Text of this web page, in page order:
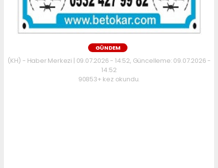
GÜNDEM
(KH) - Haber Merkezi | 09.07.2026 - 14:52, Güncelleme: 09.07.2026 -
14:52
90853+ kez okundu.